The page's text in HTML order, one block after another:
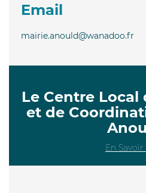
Email
mairie.anould@wanadoo.fr
Le Centre Local
et de
En Savoir